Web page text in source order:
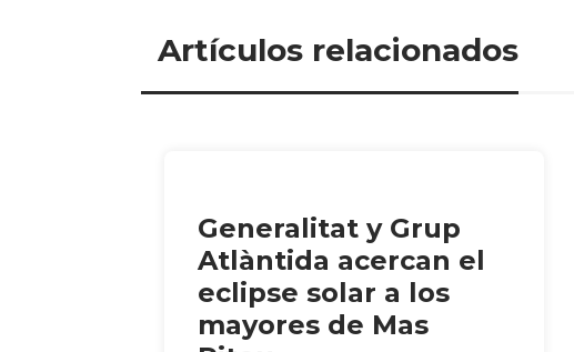
Artículos relacionados
Generalitat y Grup
Atlàntida acercan el
eclipse solar a los
mayores de Mas